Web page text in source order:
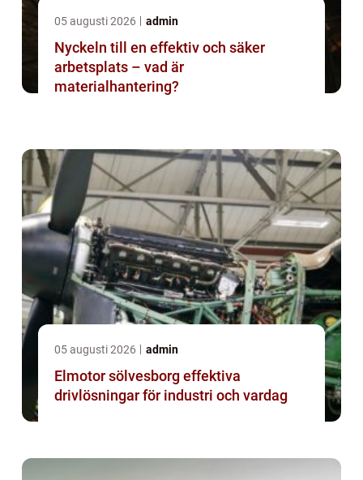
05 augusti 2026 admin
Nyckeln till en effektiv och säker
arbetsplats – vad är
materialhantering?
05 augusti 2026 admin
Elmotor sölvesborg effektiva
drivlösningar för industri och vardag